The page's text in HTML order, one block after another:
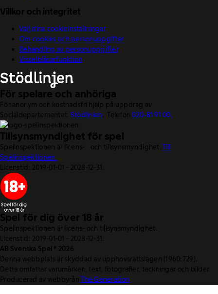
Villkor och integritet
Välj dina cookieinställningar
Om cookies och personuppgifter
Behandling av personuppgifter
Visselblåsarfunktion
För spelare och anhöriga
För anonym och kostnadsfri hjälp på uppdrag av
Socialdepartementet. Stödlinjen. Telefon020-81 91 00.
Tillsynsmyndighet för spel
Spelinspektionen är licens- och tillsynsmyndighet.Till
Spelinspektionen.
Licenstid: 2019-01-01 - 2028-12-31.
Spel för dig över 18 år
Spelinspektionen är licens- och tillsynsmyndighet.
Licenstid: 2019-01-01 - 2028-12-31.
AB Svenska Spel © 2026
Denna webbplats är skyddad av upphovsrättslagen (1960:729).
Detta omfattar varumärken, text, fotografier, teckningar och bilder.
Producerad av webbyrånThe Generation